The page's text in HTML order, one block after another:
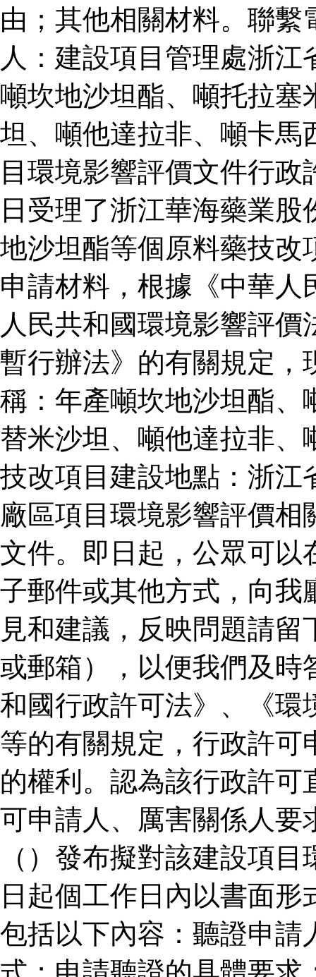
由；其他相關材料。聯
人：建設項目管理處浙
噸坎地沙坦酯、噸托拉塞
坦、噸他達拉非、噸卡馬
目環境影響評價文件行
日受理了浙江華海藥業
地沙坦酯等個原料藥技改
申請材料，根據《中華
人民共和國環境影響評
暫行辦法》的有關規定，
稱：年產噸坎地沙坦酯、
替米沙坦、噸他達拉非
技改項目建設地點：浙江
廠區項目環境影響評價
文件。即日起，公眾可以
子郵件或其他方式，向我
見和建議，反映問題請
或郵箱），以便我們及時
和國行政許可法》、《環
等的有關規定，行政許可
的權利。認為該行政許
可申請人、厲害關係人要
（）發布擬對該建設項
日起個工作日內以書面
包括以下內容：聽證申請